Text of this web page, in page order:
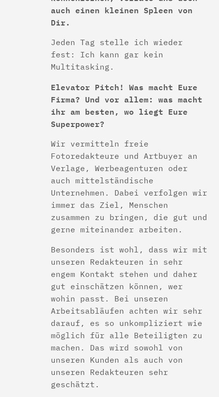
auch einen kleinen Spleen von
Dir.
Jeden Tag stelle ich wieder
fest: Ich kann gar kein
Multitasking.
Elevator Pitch! Was macht Eure
Firma? Und vor allem: was macht
ihr am besten, wo liegt Eure
Superpower?
Wir vermitteln freie
Fotoredakteure und Artbuyer an
Verlage, Werbeagenturen oder
auch mittelständische
Unternehmen. Dabei verfolgen wir
immer das Ziel, Menschen
zusammen zu bringen, die gut und
gerne miteinander arbeiten.
Besonders ist wohl, dass wir mit
unseren Redakteuren in sehr
engem Kontakt stehen und daher
gut einschätzen können, wer
wohin passt. Bei unseren
Arbeitsabläufen achten wir sehr
darauf, es so unkompliziert wie
möglich für alle Beteiligten zu
machen. Das wird sowohl von
unseren Kunden als auch von
unseren Redakteuren sehr
geschätzt.